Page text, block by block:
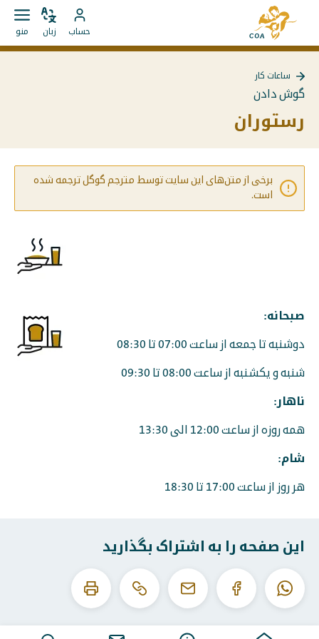
مستقیما
محتوا
صفحه
اصلی
به
حساب
حساب
زبان
تغییر
زبان
باز
منو
منو
به
Page
}}
ساعات کار
گوش دادن
رستوران
برخی از متن‌های این سایت توسط مترجم گوگل ترجمه شده
است.
صبحانه:
دوشنبه تا جمعه از ساعت 07:00 تا 08:30
شنبه و یکشنبه از ساعت 08:00 تا 09:30
ناهار:
همه روزه از ساعت 12:00 الی 13:30
شام:
هر روز از ساعت 17:00 تا 18:30
این صفحه را به اشتراک بگذارید
واتساپ
فیس
ایمیل
این
URL
کپی
این
صفحه